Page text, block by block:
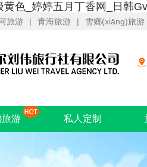
色_婷婷五月丁香网_日韩
旅游 | 青海旅游 | 雪鄉(xiāng)旅游
旅游 私人定制